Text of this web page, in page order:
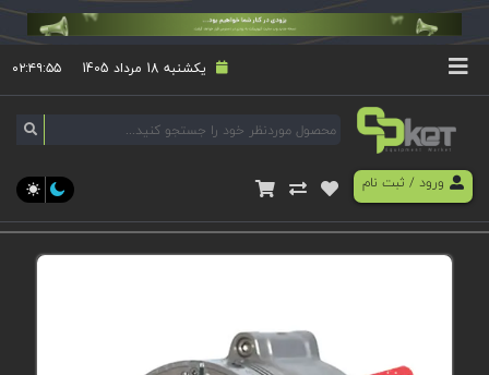
یکشنبه 18 مرداد 1405 ۰۲:۴۹:۵۵
ورود/ ثبت نام